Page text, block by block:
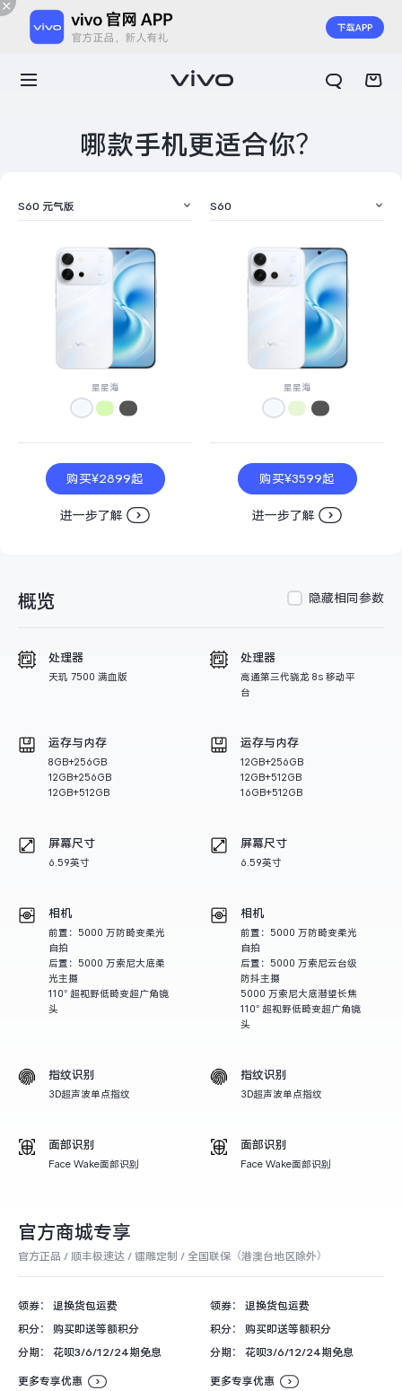
X300 E X Fold6
X300s
X Fold5 X200 Ultra
S60 S60 元气版
全部S机型 对比S机型
Y600 Turbo Y600 Pro
Y500 Pro Y500
Y50 5G Y50m 5G
iQOO Z11i iQOO 15T
iQOO Z11 iQOO Z11x
iQOO 15 Ultra iQOO Z11 Turbo
vivo 头戴降噪耳机 vivo TWS 5e
vivo Vision
哪款手机更适合你？
S60 元气版 S60
星星海 星星海
购买¥2899起 购买¥3599起
进一步了解 进一步了解
概览 隐藏相同参数
处理器
天玑 7500 满血版
处理器
高通第三代骁龙 8s 移动平
台
运存与内存
8GB+256GB
12GB+256GB
12GB+512GB
运存与内存
12GB+256GB
12GB+512GB
16GB+512GB
屏幕尺寸
6.59英寸
屏幕尺寸
6.59英寸
相机
前置：5000 万防畸变柔光
自拍
后置：5000 万索尼大底柔
光主摄
110° 超视野低畸变超广角镜
头
相机
前置：5000 万防畸变柔光
自拍
后置：5000 万索尼云台级
防抖主摄
5000 万索尼大底潜望长焦
110° 超视野低畸变超广角镜
头
指纹识别
3D超声波单点指纹
指纹识别
3D超声波单点指纹
面部识别
Face Wake面部识别
面部识别
Face Wake面部识别
官方商城专享
官方正品 / 顺丰极速达 / 镭雕定制 / 全国联保（港澳台地区除外）
领券： 退换货包运费 领券：
退换货包运费
积分：
购买即送等额积分 积分：
购买即送等额积分
分期：
花呗3/6/12/24期免息 分期： 花呗3/6/12/24期免息
更多专享优惠 更多专享优惠